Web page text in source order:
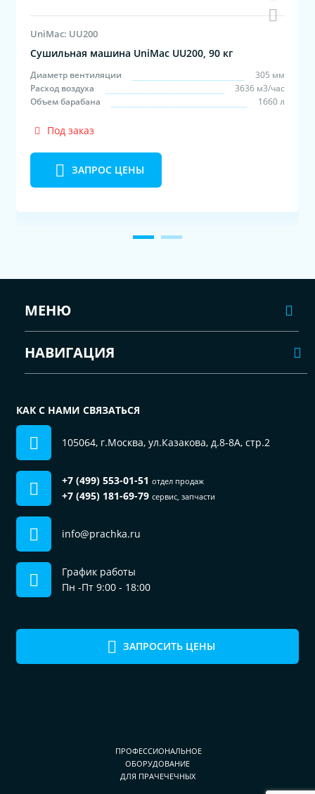
UniMac: UU200
Сушильная машина UniMac UU200, 90 кг
Диаметр вентиляции
305 мм
Расход воздуха
3636 м3/час
Объем барабана
1660 л
Под заказ
ЗАПРОС ЦЕНЫ
ПРОФЕССИОНАЛЬНОЕ
ОБОРУДОВАНИЕ
ДЛЯ ПРАЧЕЧЕЧНЫХ
ЗАПРОСИТЬ ЦЕНЫ
МЕНЮ
НАВИГАЦИЯ
КАК С НАМИ СВЯЗАТЬСЯ
105064, г.Москва, ул.Казакова, д.8-8А, стр.2
+7 (499) 553-01-51 отдел продаж
+7 (495) 181-69-79 сервис, запчасти
info@prachka.ru
График работы
Пн -Пт 9:00 - 18:00